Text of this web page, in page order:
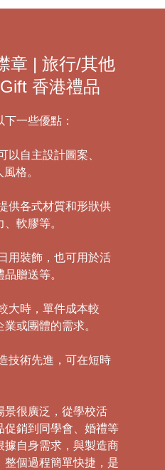
章 | 旅行/其他
香港禮品
一些優點：
以自主設計圖案、
格。
供各式材質和形狀供
軟膠等。
用裝飾，也可用於活
贈送等。
大時，單件成本較
或團體的需求。
技術先進，可在短時
景很廣泛，從學校活
促銷到同學會、婚禮等
據自身需求，與製造商
整個過程簡單快捷，是